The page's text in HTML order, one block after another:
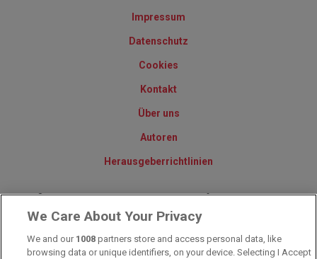
Impressum
Datenschutz
Cookies
Kontakt
Über uns
Autoren
Herausgeberrichtlinien
© 2010-2025 - Sportwettentest.net - Der große Sportwettentest
Sportwetten Angebote sind nur für Volljährige verfügbar. Es gelten
immer die AGB auf den jeweiligen Webseiten der Buchmacher.
We Care About Your Privacy
We and our 1008 partners store and access personal data, like
browsing data or unique identifiers, on your device. Selecting I Accept